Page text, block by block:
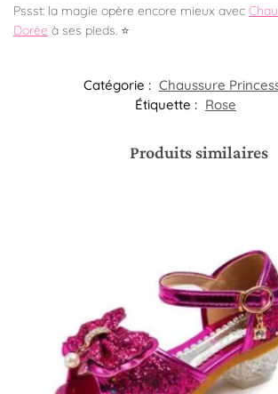
Pssst: la magie opère encore mieux avec
Dorée à ses pieds. ⭐
Catégorie : Chaussure
Étiquette : Rose
Produits similaires